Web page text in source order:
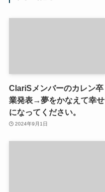
ClariSメンバーのカレン卒
業発表→夢をかなえて幸せ
になってください。
2024年9月1日